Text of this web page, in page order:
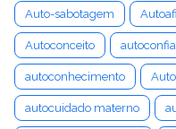
Auto-sabotagem
Autoconceito
autoconhecimento
autocuidado materno